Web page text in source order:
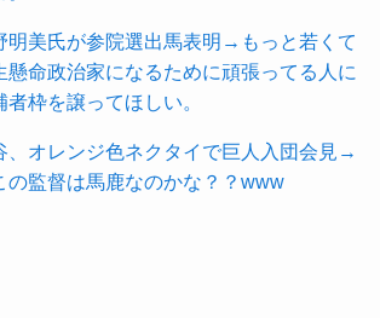
明美氏が参院選出馬表明→もっと若くて
懸命政治家になるために頑張ってる人に
者枠を譲ってほしい。
、オレンジ色ネクタイで巨人入団会見→
の監督は馬鹿なのかな？？www